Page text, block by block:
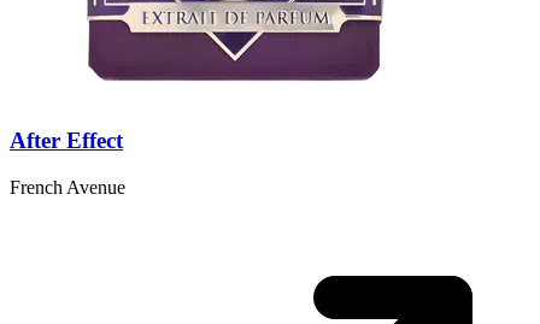
After Effect
French Avenue